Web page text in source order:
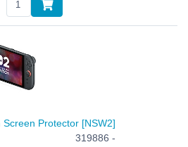
Screen Protector [NSW2]
319886 -